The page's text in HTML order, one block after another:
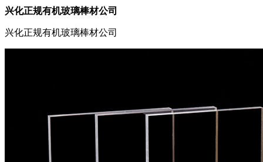
兴化正规有机玻璃棒材公司
兴化正规有机玻璃棒材公司